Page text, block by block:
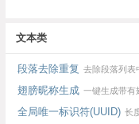
文本类
段落去除重复 去除段落列表
翅膀昵称生成 一键生成带有
全局唯一标识符(UUID) 长